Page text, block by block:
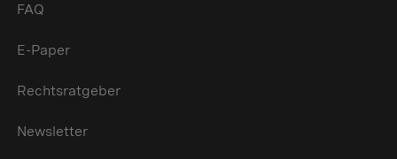
FAQ
E-Paper
Rechtsratgeber
Newsletter